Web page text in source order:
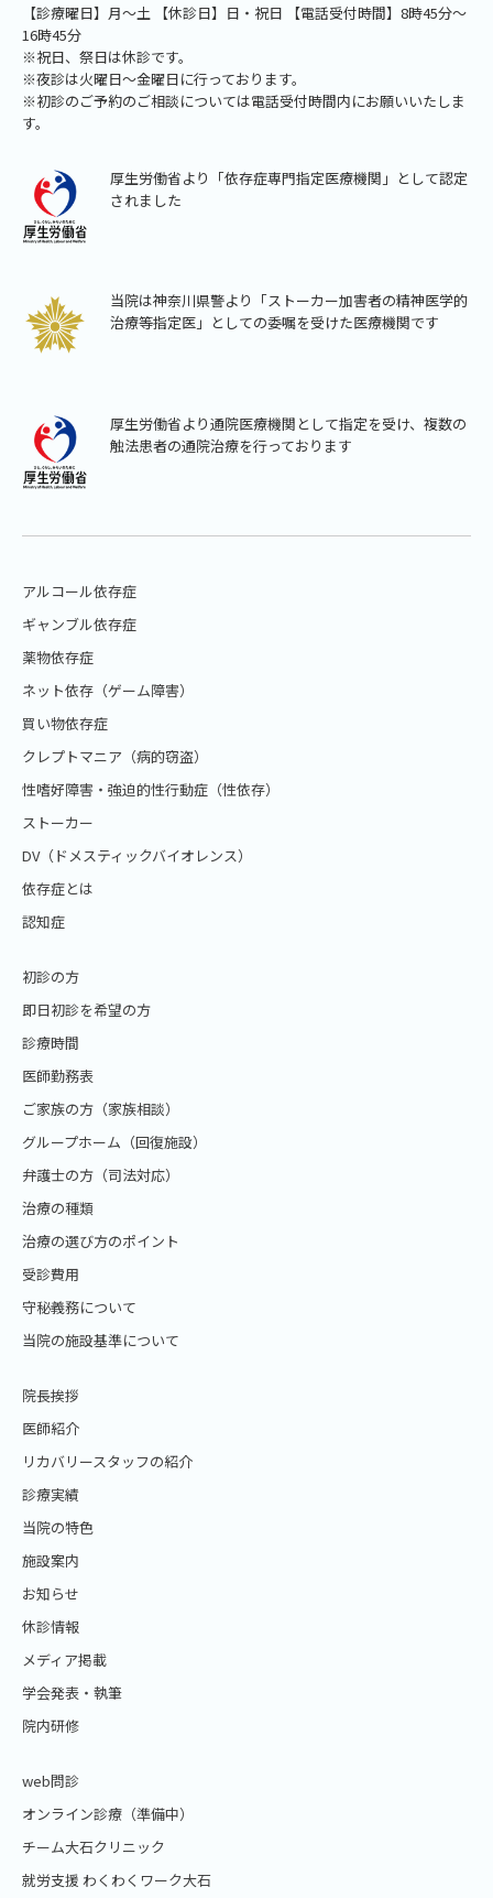
【診療曜日】月～土 【休診日】日・祝日 【電話受付時間】8時45分～
16時45分
※祝日、祭日は休診です。
※夜診は火曜日～金曜日に行っております。
※初診のご予約のご相談については電話受付時間内にお願いいたしま
す。
厚生労働省より「依存症専門指定医療機関」として認定
されました
当院は神奈川県警より「ストーカー加害者の精神医学的
治療等指定医」としての委嘱を受けた医療機関です
厚生労働省より通院医療機関として指定を受け、複数の
触法患者の通院治療を行っております
アルコール依存症
ギャンブル依存症
薬物依存症
ネット依存（ゲーム障害）
買い物依存症
クレプトマニア（病的窃盗）
性嗜好障害・強迫的性行動症（性依存）
ストーカー
DV（ドメスティックバイオレンス）
依存症とは
認知症
初診の方
即日初診を希望の方
診療時間
医師勤務表
ご家族の方（家族相談）
グループホーム（回復施設）
弁護士の方（司法対応）
治療の種類
治療の選び方のポイント
受診費用
守秘義務について
当院の施設基準について
院長挨拶
医師紹介
リカバリースタッフの紹介
診療実績
当院の特色
施設案内
お知らせ
休診情報
メディア掲載
学会発表・執筆
院内研修
web問診
オンライン診療（準備中）
チーム大石クリニック
就労支援 わくわくワーク大石